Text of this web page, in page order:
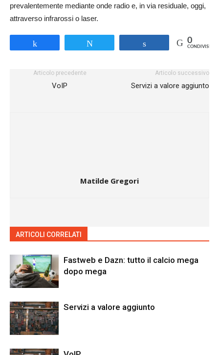
prevalentemente mediante onde radio e, in via residuale, oggi,
attraverso infrarossi o laser.
0
CONDIVISIONI
Articolo precedente
VoIP
Articolo successivo
Servizi a valore aggiunto
Matilde Gregori
ARTICOLI CORRELATI
Fastweb e Dazn: tutto il calcio mega
dopo mega
Servizi a valore aggiunto